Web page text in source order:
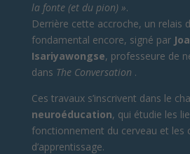
la fonte (et du pion) ».
Derrière cette accroche, un relais
fondamental encore, signé par
Isariyawongse, professeure de
dans The Conversation .
Ces travaux s’inscrivent dans le
neuroéducation, qui étudie les
fonctionnement du cerveau et les
d’apprentissage.